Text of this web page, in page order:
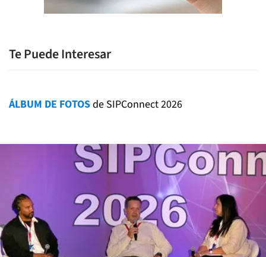
Te Puede Interesar
ÁLBUM DE FOTOSde SIPConnect 2026